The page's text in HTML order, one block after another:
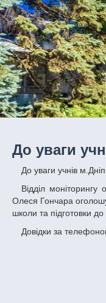
До уваги
До уваги учнів
Відділ моніторингу освіти Навчально-методичного центру доуніверситетської підготовки Дніпровського національного університету імені
Олеся Гончара
школи та підготовки
Довідки за